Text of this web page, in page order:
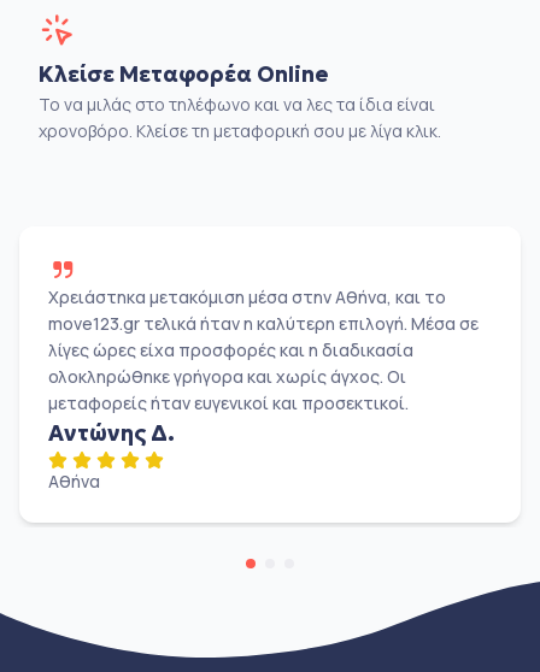
Κλείσε Μεταφορέα Online
Το να μιλάς στο τηλέφωνο και να λες τα ίδια είναι
χρονοβόρο. Κλείσε τη μεταφορική σου με λίγα κλικ.
Χρειάστηκα μετακόμιση μέσα στην Αθήνα, και το
move123.gr τελικά ήταν η καλύτερη επιλογή. Μέσα σε
λίγες ώρες είχα προσφορές και η διαδικασία
ολοκληρώθηκε γρήγορα και χωρίς άγχος. Οι
μεταφορείς ήταν ευγενικοί και προσεκτικοί.
Αντώνης Δ.
Αθήνα